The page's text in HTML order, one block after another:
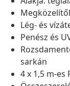
Lég- és
Penész és
sarkán
4 x 1,5 m-es